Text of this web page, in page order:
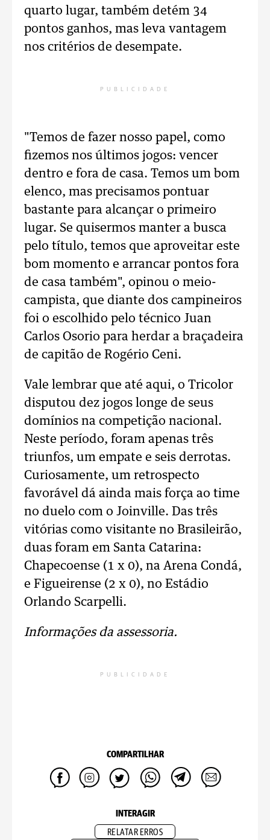
quarto lugar, também detém 34
pontos ganhos, mas leva vantagem
nos critérios de desempate.
PUBLICIDADE
"Temos de fazer nosso papel, como
fizemos nos últimos jogos: vencer
dentro e fora de casa. Temos um bom
elenco, mas precisamos pontuar
bastante para alcançar o primeiro
lugar. Se quisermos manter a busca
pelo título, temos que aproveitar este
bom momento e arrancar pontos fora
de casa também", opinou o meio-
campista, que diante dos campineiros
foi o escolhido pelo técnico Juan
Carlos Osorio para herdar a braçadeira
de capitão de Rogério Ceni.
Vale lembrar que até aqui, o Tricolor
disputou dez jogos longe de seus
domínios na competição nacional.
Neste período, foram apenas três
triunfos, um empate e seis derrotas.
Curiosamente, um retrospecto
favorável dá ainda mais força ao time
no duelo com o Joinville. Das três
vitórias como visitante no Brasileirão,
duas foram em Santa Catarina:
Chapecoense (1 x 0), na Arena Condá,
e Figueirense (2 x 0), no Estádio
Orlando Scarpelli.
Informações da assessoria.
PUBLICIDADE
COMPARTILHAR
INTERAGIR
RELATAR ERROS